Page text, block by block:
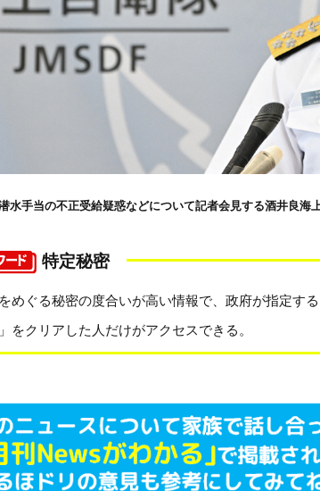
水手当の不正受給疑惑などについて記者会見する酒井良海
特定秘密
めぐる秘密の度合いが高い情報で、政府が指定す
をクリアした人だけがアクセスできる。